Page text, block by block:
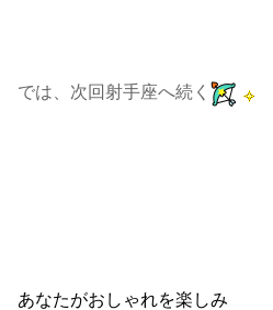
では、次回射手座へ続く
あなたがおしゃれを楽しみ